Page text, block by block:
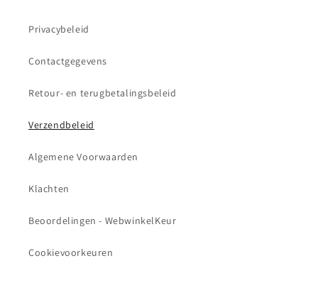
Privacybeleid
Contactgegevens
Retour- en terugbetalingsbeleid
Verzendbeleid
Algemene Voorwaarden
Klachten
Beoordelingen - WebwinkelKeur
Cookievoorkeuren